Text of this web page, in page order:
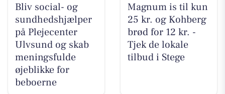
Bliv social- og
sundhedshjælper
på Plejecenter
Ulvsund og skab
meningsfulde
øjeblikke for
beboerne
Magnum is til kun
25 kr. og Kohberg
brød for 12 kr. -
Tjek de lokale
tilbud i Stege